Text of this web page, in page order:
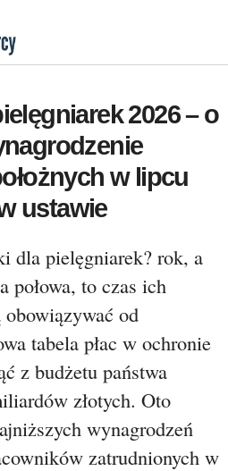
2026 – o
w lipcu
ustawie
dla pielęgniarek? rok, a
połowa, to czas ich
od
tabela płac w ochronie
z budżetu państwa
złotych. Oto
wynagrodzeń
zatrudnionych w